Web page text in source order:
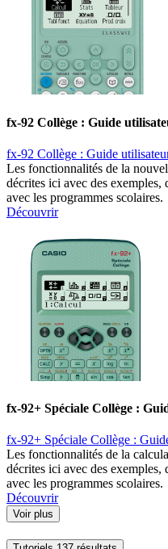
fx-92 Collège : Guide
fx-92 Collège : Guide
Les fonctionnalités de la
décrites ici avec des exemples,
avec les programmes scolaires.
Découvrir
fx-92+ Spéciale Collège :
fx-92+ Spéciale Collège :
Les fonctionnalités de la
décrites ici avec des exemples,
avec les programmes scolaires.
Découvrir
Voir plus